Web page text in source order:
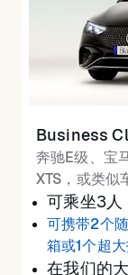
Business
奔驰E级、宝
XTS，或类似
可乘坐3人
可携带2个
箱或1个超
在我们的